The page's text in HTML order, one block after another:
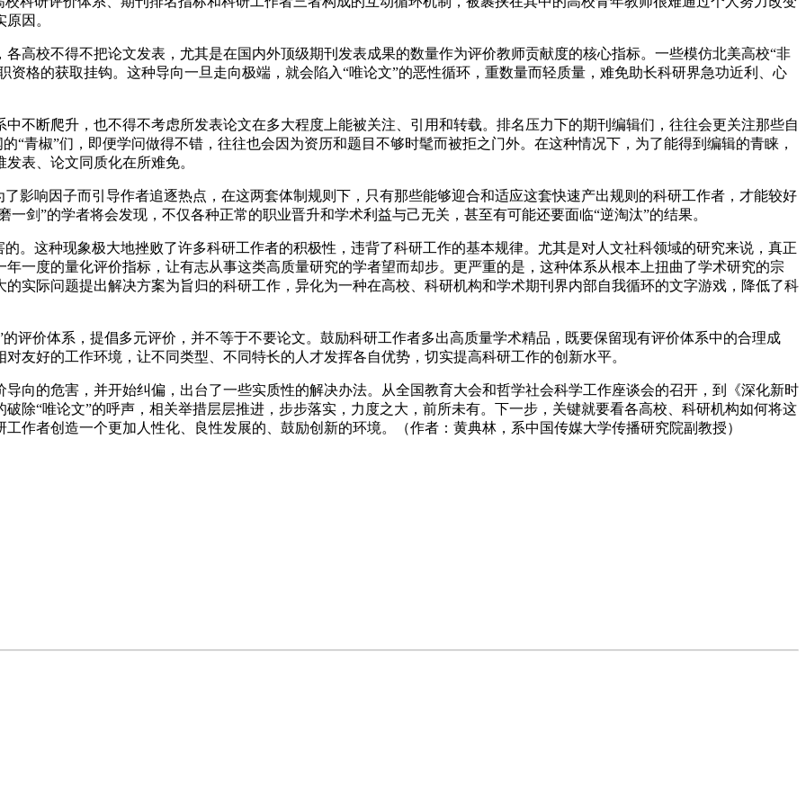
因。
校不得不把论文发表，尤其是在国内外顶级期刊发表成果的数量作为评价教师贡献度的核心指标。一些模仿北美高校“非
资格的获取挂钩。这种导向一旦走向极端，就会陷入“唯论文”的恶性循环，重数量而轻质量，难免助长科研界急功近利、心
断爬升，也不得不考虑所发表论文在多大程度上能被关注、引用和转载。排名压力下的期刊编辑们，往往会更关注那些自
“青椒”们，即便学问做得不错，往往也会因为资历和题目不够时髦而被拒之门外。在这种情况下，为了能得到编辑的青睐，
表、论文同质化在所难免。
响因子而引导作者追逐热点，在这两套体制规则下，只有那些能够迎合和适应这套快速产出规则的科研工作者，才能较好
剑”的学者将会发现，不仅各种正常的职业晋升和学术利益与己无关，甚至有可能还要面临“逆淘汰”的结果。
这种现象极大地挫败了许多科研工作者的积极性，违背了科研工作的基本规律。尤其是对人文社科领域的研究来说，真正
一度的量化评价指标，让有志从事这类高质量研究的学者望而却步。更严重的是，这种体系从根本上扭曲了学术研究的宗
实际问题提出解决方案为旨归的科研工作，异化为一种在高校、科研机构和学术期刊界内部自我循环的文字游戏，降低了科
价体系，提倡多元评价，并不等于不要论文。鼓励科研工作者多出高质量学术精品，既要保留现有评价体系中的合理成
友好的工作环境，让不同类型、不同特长的人才发挥各自优势，切实提高科研工作的创新水平。
的危害，并开始纠偏，出台了一些实质性的解决办法。从全国教育大会和哲学社会科学工作座谈会的召开，到《深化新时
除“唯论文”的呼声，相关举措层层推进，步步落实，力度之大，前所未有。下一步，关键就要看各高校、科研机构如何将这
作者创造一个更加人性化、良性发展的、鼓励创新的环境。（作者：黄典林，系中国传媒大学传播研究院副教授）